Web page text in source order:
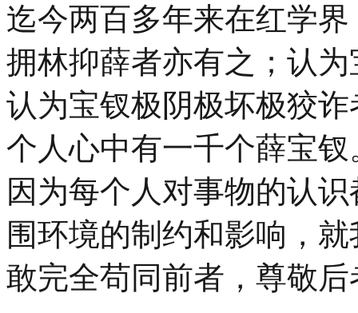
迄今两百多年来在红学
拥林抑薛者亦有之；认
认为宝钗极阴极坏极狡
个人心中有一千个薛宝
因为每个人对事物的认
围环境的制约和影响，
敢完全苟同前者，尊敬